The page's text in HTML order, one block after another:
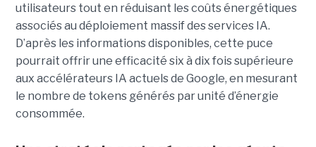
utilisateurs tout en réduisant les coûts énergétiques
associés au déploiement massif des services IA.
D’après les informations disponibles, cette puce
pourrait offrir une efficacité six à dix fois supérieure
aux accélérateurs IA actuels de Google, en mesurant
le nombre de tokens générés par unité d’énergie
consommée.